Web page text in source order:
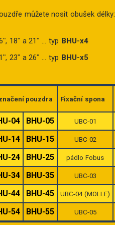
můžete nosit obušek délky:
18ʺ a 21ʺ ... typ BHU-x4
23ʺ a 26ʺ ... typ BHU-x5
pouzdra Fixační spona
04 BHU-05 UBC-01
14 BHU-15 UBC-02
24 BHU-25 pádlo Fobus
34 BHU-35 UBC-03
44
BHU-45 UBC-04 (MOLLE)
54 BHU-55 UBC-05